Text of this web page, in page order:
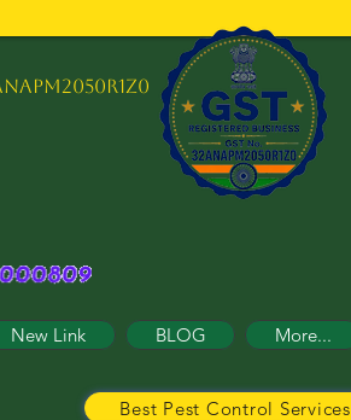
New Link BLOG More...
Best Pest Control Services